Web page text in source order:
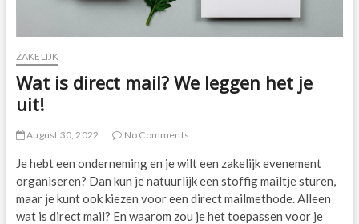
ZAKELIJK
Wat is direct mail? We leggen het je
uit!
August 30, 2022 No Comments
Je hebt een onderneming en je wilt een zakelijk evenement
organiseren? Dan kun je natuurlijk een stoffig mailtje sturen,
maar je kunt ook kiezen voor een direct mailmethode. Alleen
wat is direct mail? En waarom zou je het toepassen voor je